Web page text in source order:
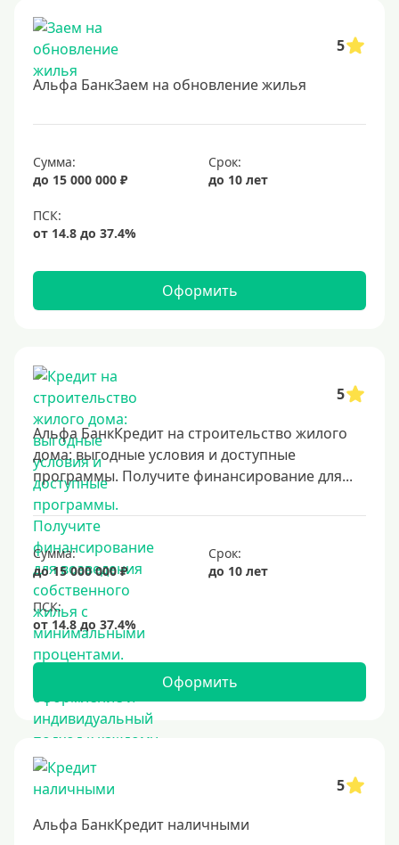
Без обеспечения
Без залога
В банке под залог
Долгосрочные
Год
3 года
4 года
6 лет
7 лет
8 лет
9 лет
10 лет
15 лет
20 лет
25 лет
30 лет
Месяц
6 месяцев
Низкий процент
4%
5
Альфа БанкЗаем на обновление жилья
Сумма:
до 15 000 000 ₽
Срок:
до 10 лет
Оформить
5
Альфа БанкКредит на строительство жилого
дома: выгодные условия и доступные
программы. Получите финансирование для...
Сумма:
до 15 000 000 ₽
Срок:
до 10 лет
Оформить
5
Альфа БанкКредит наличными